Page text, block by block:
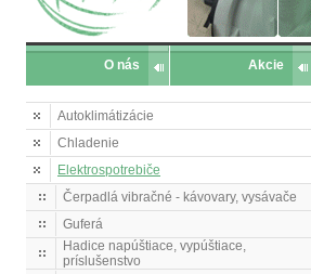
O nás Akcie
Autoklimátizácie
Chladenie
Elektrospotrebiče
Čerpadlá vibračné - kávovary, vysávače
Guferá
Hadice napúštiace, vypúštiace,
príslušenstvo